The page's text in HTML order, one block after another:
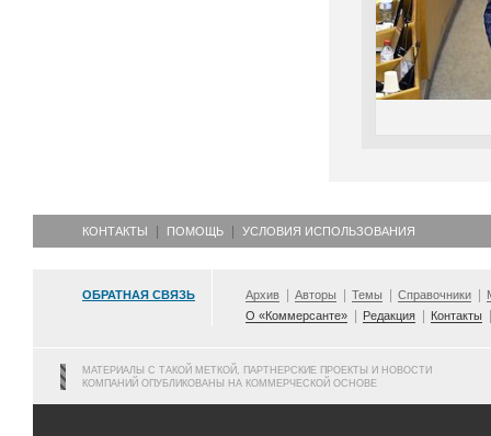
КОНТАКТЫ ПОМОЩЬ УСЛОВИЯ ИСПОЛЬЗОВАНИЯ
ОБРАТНАЯ СВЯЗЬ Архив Авторы Темы Справочники
О «Коммерсанте»
Редакция Контакты
МАТЕРИАЛЫ С ТАКОЙ МЕТКОЙ, ПАРТНЕРСКИЕ ПРОЕКТЫ И НОВОСТИ
КОМПАНИЙ ОПУБЛИКОВАНЫ НА КОММЕРЧЕСКОЙ ОСНОВЕ